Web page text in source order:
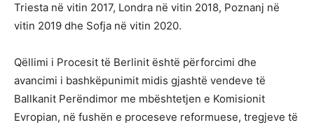
Triesta në vitin 2017, Londra në vitin 2018, Poznanj në
vitin 2019 dhe Sofja në vitin 2020.
Qëllimi i Procesit të Berlinit është përforcimi dhe
avancimi i bashkëpunimit midis gjashtë vendeve të
Ballkanit Perëndimor me mbështetjen e Komisionit
Evropian, në fushën e proceseve reformuese, tregjeve të